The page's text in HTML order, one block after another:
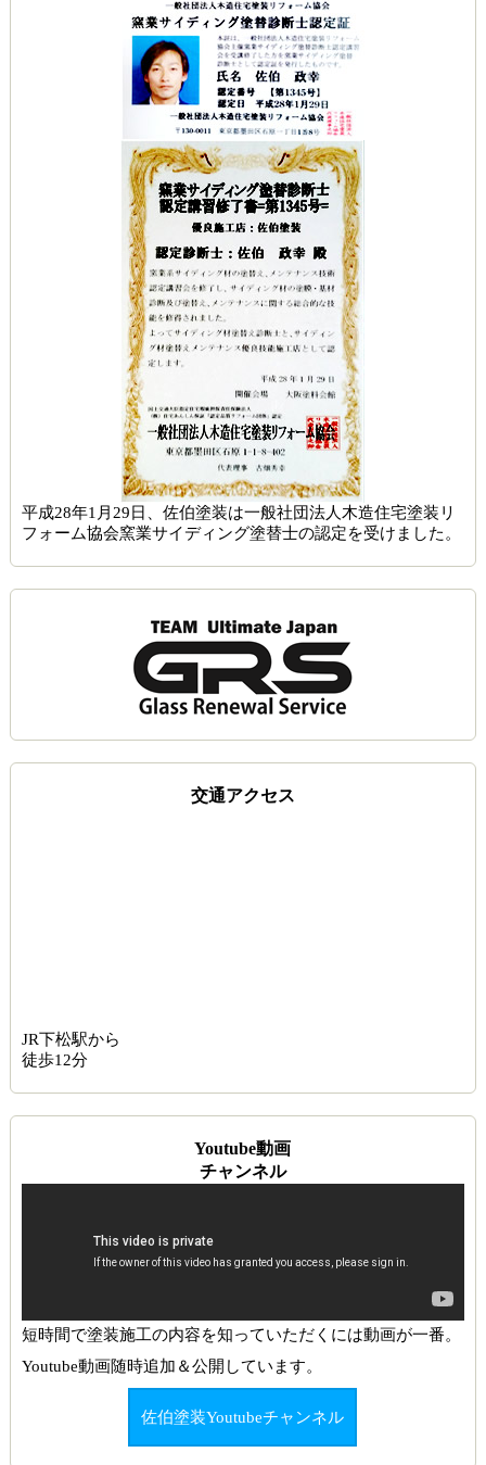
平成28年1月29日、佐伯塗装は一般社団法人木造住宅塗装リ
フォーム協会窯業サイディング塗替士の認定を受けました。
交通アクセス
JR下松駅から
徒歩12分
Youtube動画
チャンネル
短時間で塗装施工の内容を知っていただくには動画が一番。
Youtube動画随時追加＆公開しています。
佐伯塗装Youtubeチャンネル